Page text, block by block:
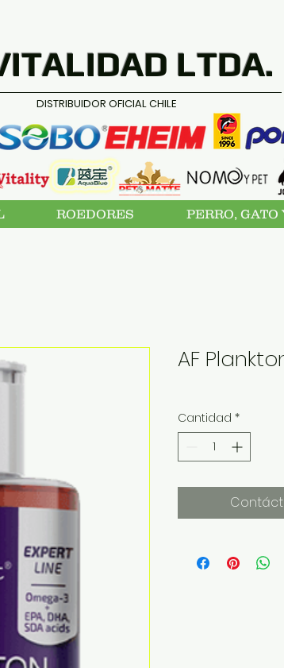
LTDA.
DISTRIBUIDOR OFICIAL CHILE
ROEDORES PERRO, GATO
AF
Cantidad *